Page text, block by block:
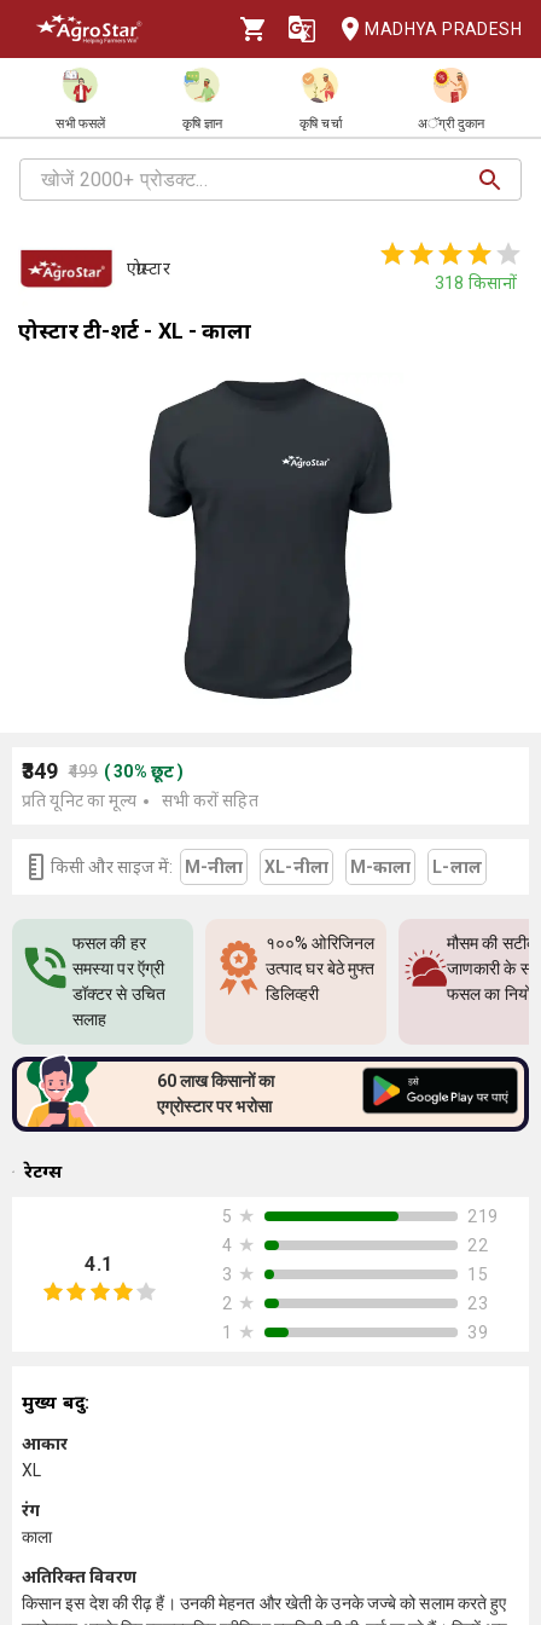
MADHYA PRADESH
सभी फसलें कृषि ज्ञान कृषि चर्चा अॅग्री दुकान
एग्रोस्टार
318 किसानों
एग्रोस्टार टी-शर्ट - XL - काला
₹349 ₹499 (30% छूट)
प्रति यूनिट का मूल्य
सभी करों सहित
किसी और साइज में: M-नीला XL-नीला M-काला L-लाल
फसल की हर
समस्या पर ऍग्री
डॉक्टर से उचित
सलाह
१००% ओरिजिनल
उत्पाद घर बेठे मुफ्त
डिलिव्हरी
मौसम की सटीक
जाणकारी के
फसल का
60 लाख किसानों का
एग्रोस्टार पर भरोसा
रेटिंग्स
4.1
5 ★
219
4 ★
22
3 ★
15
2 ★
23
1
★ 39
मुख्य बिंदु:
आकार
XL
रंग
काला
अतिरिक्त विवरण
किसान इस देश की रीढ़ हैं। उनकी मेहनत और खेती के उनके जज्बे को सलाम करते हुए